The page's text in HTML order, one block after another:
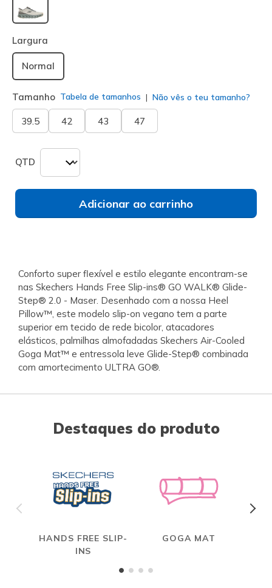
selecionado
Largura
Normal
Tamanho Tabela de tamanhos Não vês o teu tamanho?
39.5 42 43 47
QTD
Adicionar ao carrinho
Conforto super flexível e estilo elegante encontram-se
nas Skechers Hands Free Slip-ins® GO WALK® Glide-
Step® 2.0 - Maser. Desenhado com a nossa Heel
Pillow™, este modelo slip-on vegano tem a parte
superior em tecido de rede bicolor, atacadores
elásticos, palmilhas almofadadas Skechers Air-Cooled
Goga Mat™ e entressola leve Glide-Step® combinada
com amortecimento ULTRA GO®.
Destaques do produto
HANDS FREE SLIP-
INS
GOGA MAT